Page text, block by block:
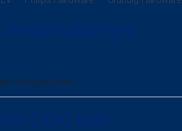
Veranstaltungen
stattgefunden.
EXPO Köln